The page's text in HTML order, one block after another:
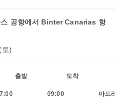
공항에서 Binter Canarias 항
토)
출발 도착
09:00 마드